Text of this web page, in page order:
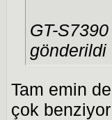
GT-
gönderildi
Tam emin
çok